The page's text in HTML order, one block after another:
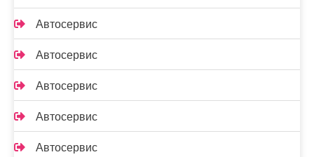
Автосервис
Автосервис
Автосервис
Автосервис
Автосервис